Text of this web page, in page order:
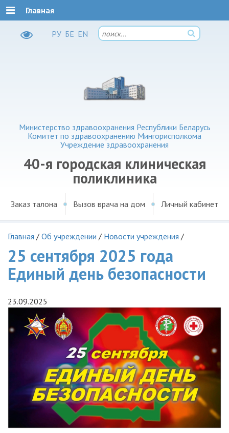
РУ БЕ EN
Министерство здравоохранения Республики Беларусь
Комитет по здравоохранению Мингорисполкома
Учреждение здравоохранения
40-я городская клиническая
поликлиника
Главная
Заказ талона Вызов врача на дом Личный кабинет
Главная / Об учреждении / Новости учреждения /
25 сентября 2025 года
Единый день безопасности
23.09.2025